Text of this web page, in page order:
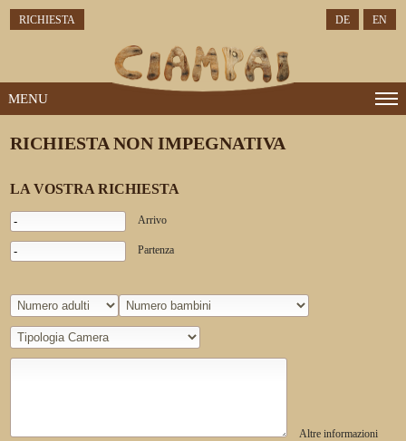
DE EN
RICHIESTA
MENU
RICHIESTA NON IMPEGNATIVA
LA VOSTRA RICHIESTA
Arrivo
Partenza
Altre informazioni